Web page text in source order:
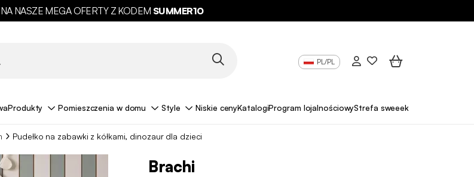
NASZE MEGA OFERTY Z KODEM SUMMER10
BEZPŁATNA DOSTAWA*
PL/PL
Produkty Pomieszczenia w domu Style Niskie cenyKatalogiProgram lojalnościowyStrefa sweeek Pro
Pudełko na zabawki z kółkami, dinozaur dla dzieci
Brachi